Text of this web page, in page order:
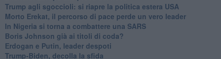
Trump agli sgoccioli: si riapre la politica estera USA
Morto Erekat, il percorso di pace perde un vero leader
In Nigeria si torna a combattere una SARS
Boris Johnson già ai titoli di coda?
Erdogan e Putin, leader despoti
Trump-Biden, decolla la sfida